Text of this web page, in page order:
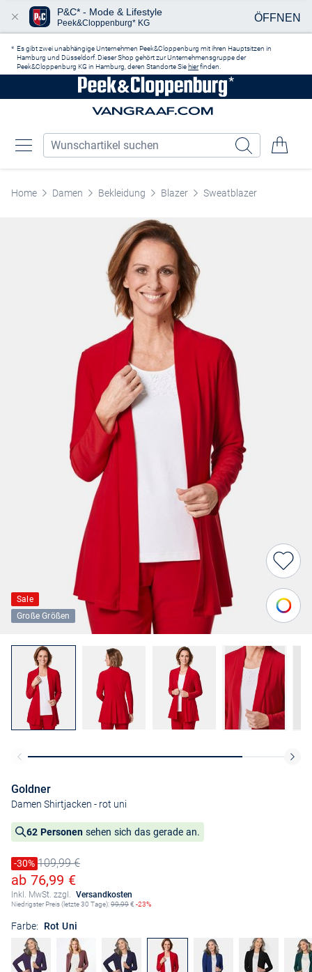
Es gibt zwei unabhängige Unternehmen Peek&Cloppenburg mit ihren Hauptsitzen in
Hamburg und Düsseldorf. Dieser Shop gehört zur Unternehmensgruppe der
Peek&Cloppenburg KG in Hamburg, deren Standorte Sie hierfinden.
Home Damen Bekleidung Blazer Sweatblazer
Sale
Große Größen
Goldner
Damen Shirtjacken - rot uni
62 Personen sehen sich das gerade an.
Preis reduziert um
-30%
Alter Preis109,99 €
Ermäßigter Preis
ab 76,99 €
Inkl. MwSt. zzgl. Versandkosten
Niedrigster Preis (letzte 30 Tage):99,99€ -23%
Farbe: Rot Uni
P&C* - Mode & Lifestyle
Peek&Cloppenburg* KG ÖFFNEN